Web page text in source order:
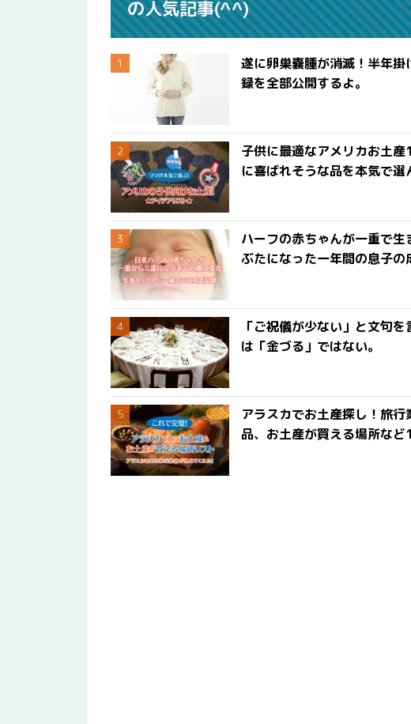
の人気記事(^^)
遂に卵巣嚢腫が消滅！半年
録を全部公開するよ。
子供に最適なアメリカお土
に喜ばれそうな品を本気で選
ハーフの赤ちゃんが一重で
ぶたになった一年間の息子の
「ご祝儀が少ない」と文句
は「金づる」ではない。
アラスカでお土産探し！旅
品、お土産が買える場所など